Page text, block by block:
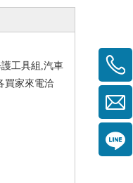
工具組,汽車
買家來電洽